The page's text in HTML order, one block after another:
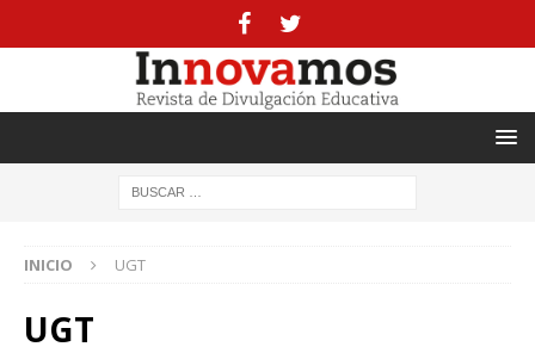
INICIO UGT
UGT